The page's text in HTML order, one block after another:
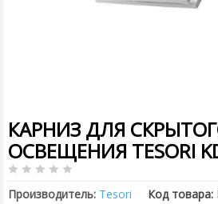
КАРНИЗ ДЛЯ
ОСВЕЩЕНИЯ TESORI
Производитель: Tesori Код товара: